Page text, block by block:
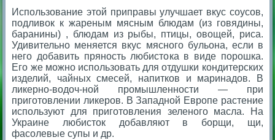
Использование этой приправы улучшает вкус соусов,
подливок к жареным мясным блюдам (из говядины,
баранины) , блюдам из рыбы, птицы, овощей, риса.
Удивительно меняется вкус мясного бульона, если в
него добавить пряность любистока в виде порошка.
Его же можно использовать для отдушки кондитерских
изделий, чайных смесей, напитков и маринадов. В
ликерно-водоч-ной промышленности — при
приготовлении ликеров. В Западной Европе растение
используют для приготовления зеленого масла. На
Украине любисток добавляют в борщи, щи,
фасолевые супы и др.